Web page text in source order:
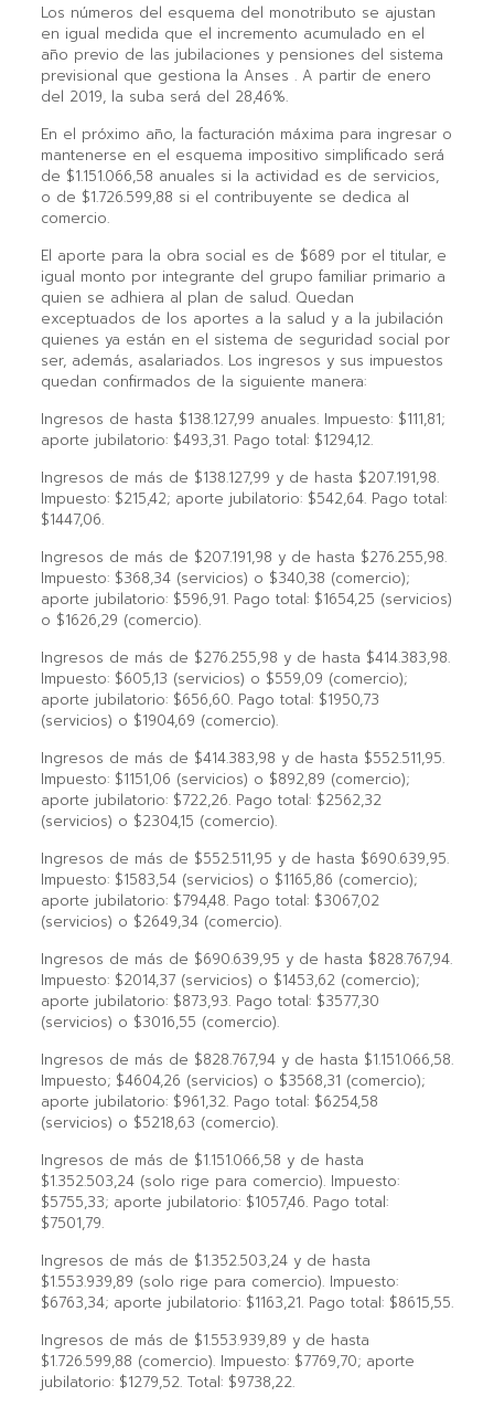
Los números del esquema del monotributo se ajustan
en igual medida que el incremento acumulado en el
año previo de las jubilaciones y pensiones del sistema
previsional que gestiona la Anses . A partir de enero
del 2019, la suba será del 28,46%.
En el próximo año, la facturación máxima para ingresar o
mantenerse en el esquema impositivo simplificado será
de $1.151.066,58 anuales si la actividad es de servicios,
o de $1.726.599,88 si el contribuyente se dedica al
comercio.
El aporte para la obra social es de $689 por el titular, e
igual monto por integrante del grupo familiar primario a
quien se adhiera al plan de salud. Quedan
exceptuados de los aportes a la salud y a la jubilación
quienes ya están en el sistema de seguridad social por
ser, además, asalariados. Los ingresos y sus impuestos
quedan confirmados de la siguiente manera:
Ingresos de hasta $138.127,99 anuales. Impuesto: $111,81;
aporte jubilatorio: $493,31. Pago total: $1294,12.
Ingresos de más de $138.127,99 y de hasta $207.191,98.
Impuesto: $215,42; aporte jubilatorio: $542,64. Pago total:
$1447,06.
Ingresos de más de $207.191,98 y de hasta $276.255,98.
Impuesto: $368,34 (servicios) o $340,38 (comercio);
aporte jubilatorio: $596,91. Pago total: $1654,25 (servicios)
o $1626,29 (comercio).
Ingresos de más de $276.255,98 y de hasta $414.383,98.
Impuesto: $605,13 (servicios) o $559,09 (comercio);
aporte jubilatorio: $656,60. Pago total: $1950,73
(servicios) o $1904,69 (comercio).
Ingresos de más de $414.383,98 y de hasta $552.511,95.
Impuesto: $1151,06 (servicios) o $892,89 (comercio);
aporte jubilatorio: $722,26. Pago total: $2562,32
(servicios) o $2304,15 (comercio).
Ingresos de más de $552.511,95 y de hasta $690.639,95.
Impuesto: $1583,54 (servicios) o $1165,86 (comercio);
aporte jubilatorio: $794,48. Pago total: $3067,02
(servicios) o $2649,34 (comercio).
Ingresos de más de $690.639,95 y de hasta $828.767,94.
Impuesto: $2014,37 (servicios) o $1453,62 (comercio);
aporte jubilatorio: $873,93. Pago total: $3577,30
(servicios) o $3016,55 (comercio).
Ingresos de más de $828.767,94 y de hasta $1.151.066,58.
Impuesto; $4604,26 (servicios) o $3568,31 (comercio);
aporte jubilatorio: $961,32. Pago total: $6254,58
(servicios) o $5218,63 (comercio).
Ingresos de más de $1.151.066,58 y de hasta
$1.352.503,24 (solo rige para comercio). Impuesto:
$5755,33; aporte jubilatorio: $1057,46. Pago total:
$7501,79.
Ingresos de más de $1.352.503,24 y de hasta
$1.553.939,89 (solo rige para comercio). Impuesto:
$6763,34; aporte jubilatorio: $1163,21. Pago total: $8615,55.
Ingresos de más de $1.553.939,89 y de hasta
$1.726.599,88 (comercio). Impuesto: $7769,70; aporte
jubilatorio: $1279,52. Total: $9738,22.